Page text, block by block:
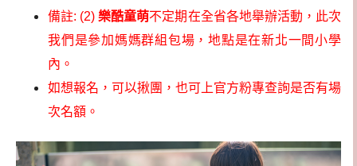
備註: (2)樂酷童萌不定期在全省各地舉辦活動，此次
我們是參加媽媽群組包場，地點是在新北一間小學
內。
如想報名，可以揪團，也可上官方粉專查詢是否有場
次名額。